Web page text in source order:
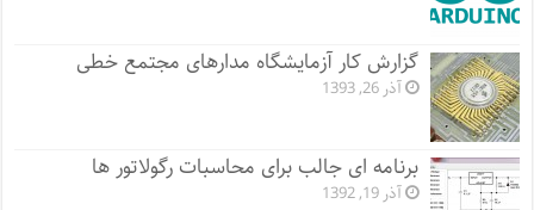
گزارش کار آزمایشگاه مدارهای مجتمع خطی
آذر 26, 1393
برنامه ای جالب برای محاسبات رگولاتور ها
آذر 19, 1392